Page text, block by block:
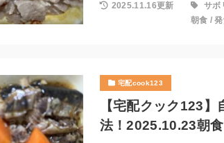
2025.11.16更新 サボ
朝食 /
宅配cook123
【宅配クック123
法！2025.10.23朝食